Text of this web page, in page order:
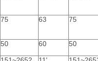
75 63 75
50 60 50